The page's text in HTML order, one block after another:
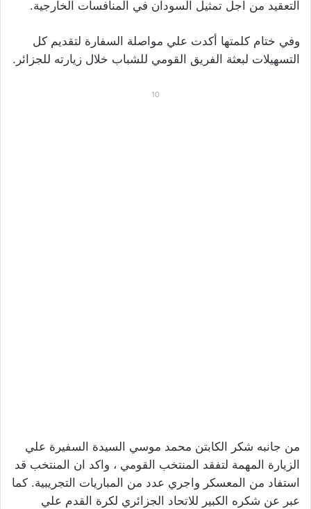
التعقيد من اجل تمثيل السودان في المنافسات الخارجية.
وفي ختام كلمتها أكدت علي مواصلة السفارة لتقديم كل
التسهيلات لبعثة الفريق القومي للشباب خلال زيارته للجزائر.
10
من جانبه شكر الكابتن محمد موسي السيدة السفيرة علي
الزيارة المهمة لتفقد المنتخب القومي ، واكد ان المنتخب قد
استفاد من المعسكر واجري عدد من المباريات التجريبية. كما
عبر عن شكره الكبير للاتحاد الجزائري لكرة القدم علي